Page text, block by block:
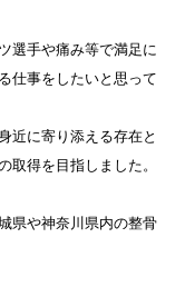
選手や痛み等で満足に
仕事をしたいと思って
近に寄り添える存在と
取得を目指しました。
県や神奈川県内の整骨